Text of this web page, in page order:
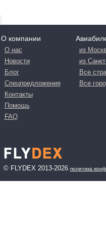
О компании
О нас
Новости
Блог
Спецпредложения
Контакты
Помощь
FAQ
из
из
Все
Все
© FLYDEX 2013-2026 политика